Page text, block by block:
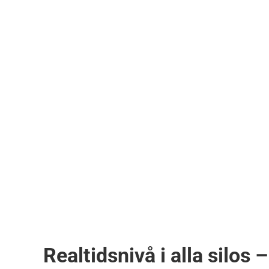
Realtidsnivå i alla silos